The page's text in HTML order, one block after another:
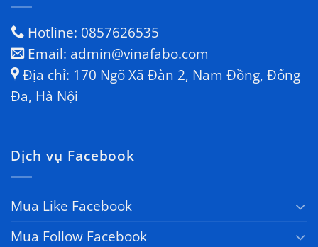
Hotline: 0857626535
Email: admin@vinafabo.com
Địa chỉ: 170 Ngõ Xã Đàn 2, Nam Đồng, Đống
Đa, Hà Nội
Dịch vụ Facebook
Mua Like Facebook
Mua Follow Facebook